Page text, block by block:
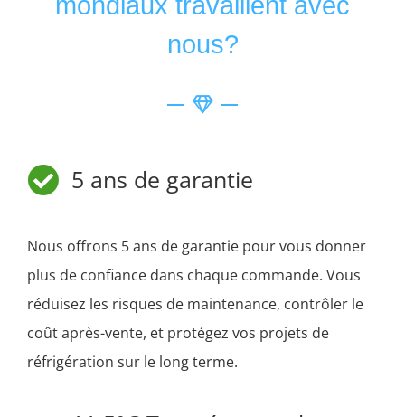
nous?
5 ans de garantie
Nous offrons 5 ans de garantie pour vous donner
plus de confiance dans chaque commande. Vous
réduisez les risques de maintenance, contrôler le
coût après-vente, et protégez vos projets de
réfrigération sur le long terme.